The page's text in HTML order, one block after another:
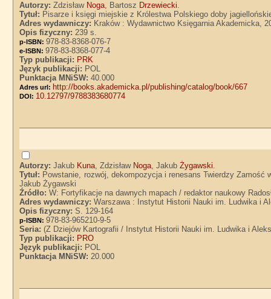
Autorzy:Zdzisław Noga, Bartosz Drzewiecki.
Tytuł: Pisarze i księgi miejskie z Królestwa Polskiego doby
Adres wydawniczy: Kraków : Wydawnictwo Księgarnia Akademicka,
Opis fizyczny:239 s.
p-ISBN:978-83-8368-076-7
e-ISBN:978-83-8368-077-4
Typ publikacji: PRK
Język publikacji: POL
Punktacja MNiSW:40.000
Adres url: http://books.akademicka.pl/publishing/catalog/book/667
DOI: 10.12797/9788383680774
Autorzy:Jakub Kuna, Zdzisław Noga, JakubŻygawski.
Tytuł: Powstanie, rozwój, dekompozycja i renesans Twierdzy
Jakub Żygawski
Źródło:W: Fortyfikacje na dawnych mapach / redaktor naukowy
Adres wydawniczy:Warszawa : Instytut Historii Nauki im. Ludwika i
Opis fizyczny:S. 129-164
p-ISBN:978-83-965210-9-5
Seria:(Z Dziejów Kartografii / Instytut Historii Nauki im. Ludwika i
Typ publikacji: PRO
Język publikacji: POL
Punktacja MNiSW:20.000